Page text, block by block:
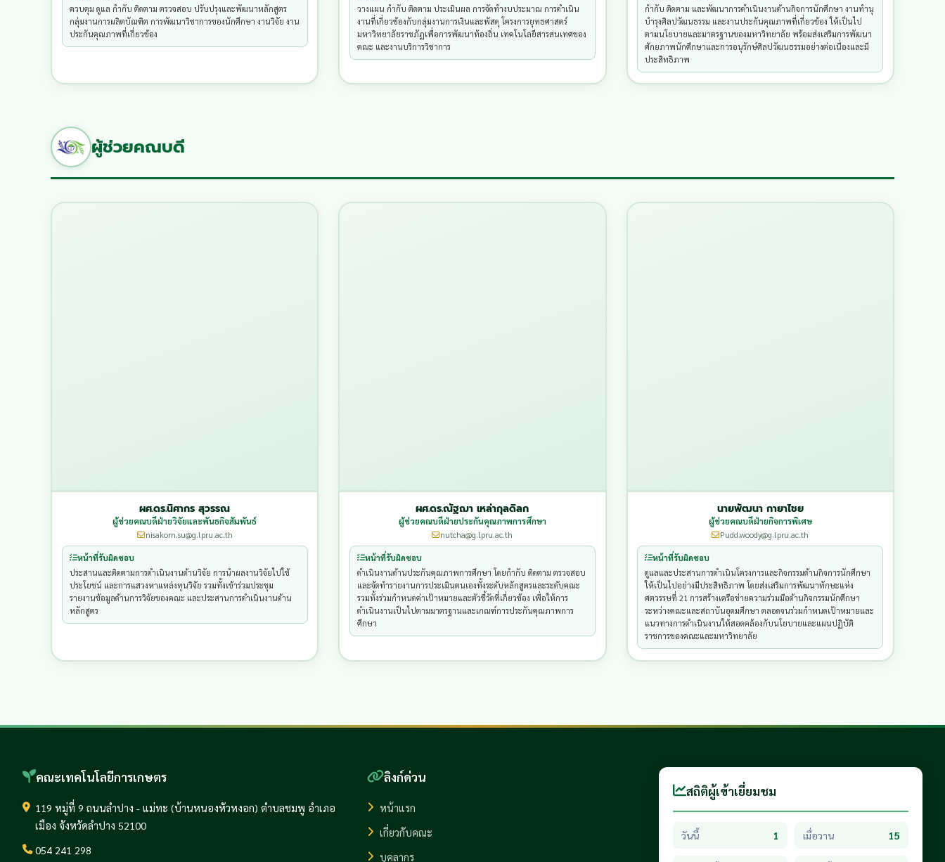
ควบคุม ดูแล กำกับ ติดตาม ตรวจสอบ ปรับปรุงและพัฒนาหลักสูตร
กลุ่มงานการผลิตบัณฑิต การพัฒนาวิชาการของนักศึกษา งานวิจัย งาน
ประกันคุณภาพที่เกี่ยวข้อง
วางแผน กำกับ ติดตาม ประเมินผล การจัดทำงบประมาณ การดำเนิน
งานที่เกี่ยวข้องกับกลุ่มงานการเงินและพัสดุ โครงการยุทธศาสตร์
มหาวิทยาลัยราชภัฏเพื่อการพัฒนาท้องถิ่น เทคโนโลยีสารสนเทศของ
คณะ และงานบริการวิชาการ
กำกับ ติดตาม และพัฒนาการดำเนินงานด้านกิจการนักศึกษา งานทำนุ
บำรุงศิลปวัฒนธรรม และงานประกันคุณภาพที่เกี่ยวข้อง ให้เป็นไป
ตามนโยบายและมาตรฐานของมหาวิทยาลัย พร้อมส่งเสริมการพัฒนา
ศักยภาพนักศึกษาและการอนุรักษ์ศิลปวัฒนธรรมอย่างต่อเนื่องและมี
ประสิทธิภาพ
ผู้ช่วยคณบดี
ผศ.ดร.นิศากร สุวรรณ
ผู้ช่วยคณบดีฝ่ายวิจัยและพันธกิจสัมพันธ์
nisakorn.su@g.lpru.ac.th
หน้าที่รับผิดชอบ
ประสานและติดตามการดำเนินงานด้านวิจัย การนำผลงานวิจัยไปใช้
ประโยชน์ และการแสวงหาแหล่งทุนวิจัย รวมทั้งเข้าร่วมประชุม
รายงานข้อมูลด้านการวิจัยของคณะ และประสานการดำเนินงานด้าน
หลักสูตร
ผศ.ดร.ณัฐฌา เหล่ากุลดิลก
ผู้ช่วยคณบดีฝ่ายประกันคุณภาพการศึกษา
nutcha@g.lpru.ac.th
หน้าที่รับผิดชอบ
ดำเนินงานด้านประกันคุณภาพการศึกษา โดยกำกับ ติดตาม ตรวจสอบ
และจัดทำรายงานการประเมินตนเองทั้งระดับหลักสูตรและระดับคณะ
รวมทั้งร่วมกำหนดค่าเป้าหมายและตัวชี้วัดที่เกี่ยวข้อง เพื่อให้การ
ดำเนินงานเป็นไปตามมาตรฐานและเกณฑ์การประกันคุณภาพการ
ศึกษา
นายพัฒนา กายาไชย
ผู้ช่วยคณบดีฝ่ายกิจการพิเศษ
Pudd.woody@g.lpru.ac.th
หน้าที่รับผิดชอบ
ดูแลและประสานการดำเนินโครงการและกิจกรรมด้านกิจการนักศึกษา
ให้เป็นไปอย่างมีประสิทธิภาพ โดยส่งเสริมการพัฒนาทักษะแห่ง
ศตวรรษที่ 21 การสร้างเครือข่ายความร่วมมือด้านกิจกรรมนักศึกษา
ระหว่างคณะและสถาบันอุดมศึกษา ตลอดจนร่วมกำหนดเป้าหมายและ
แนวทางการดำเนินงานให้สอดคล้องกับนโยบายและแผนปฏิบัติ
ราชการของคณะและมหาวิทยาลัย
คณะเทคโนโลยีการเกษตร
119 หมู่ที่ 9 ถนนลำปาง - แม่ทะ (บ้านหนองหัวหงอก) ตำบลชมพู อำเภอ
เมือง จังหวัดลำปาง 52100
054 241 298
ลิงก์ด่วน
หน้าแรก
เกี่ยวกับคณะ
บุคลากร
สถิติผู้เข้าเยี่ยมชม
วันนี้ 1 เมื่อวาน 15